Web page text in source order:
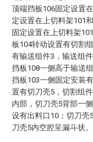
顶端挡板106固定设置
定设置在上切料架101
固定设置在上切料架
板104转动设置有切割
有输送组件3，输送组
挡板108一侧高于输送
挡板103一侧固定安装
置有切刀壳5，切割组
内部，切刀壳5背部一
设有出料口10；切刀壳
刀壳5内空腔呈漏斗状。